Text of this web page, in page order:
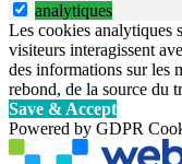
analytiques
Les cookies analytiques
visiteurs interagissent
des informations sur les
rebond, de la source du
Save & Accept
Powered by GDPR